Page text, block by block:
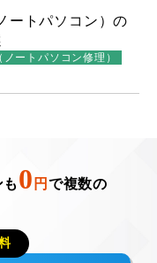
ートパソコン）の
ートパソコン修理）
0 円 で複数の